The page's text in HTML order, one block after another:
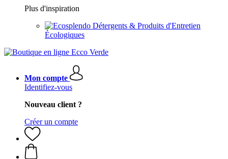
Plus d'inspiration
Détergents & Produits d'Entretien
Écologiques
Mon compte
Identifiez-vous
Nouveau client ?
Créer un compte